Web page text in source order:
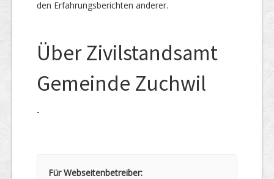
den Erfahrungsberichten anderer.
Über Zivilstandsamt
Gemeinde Zuchwil
-
Für Webseitenbetreiber: